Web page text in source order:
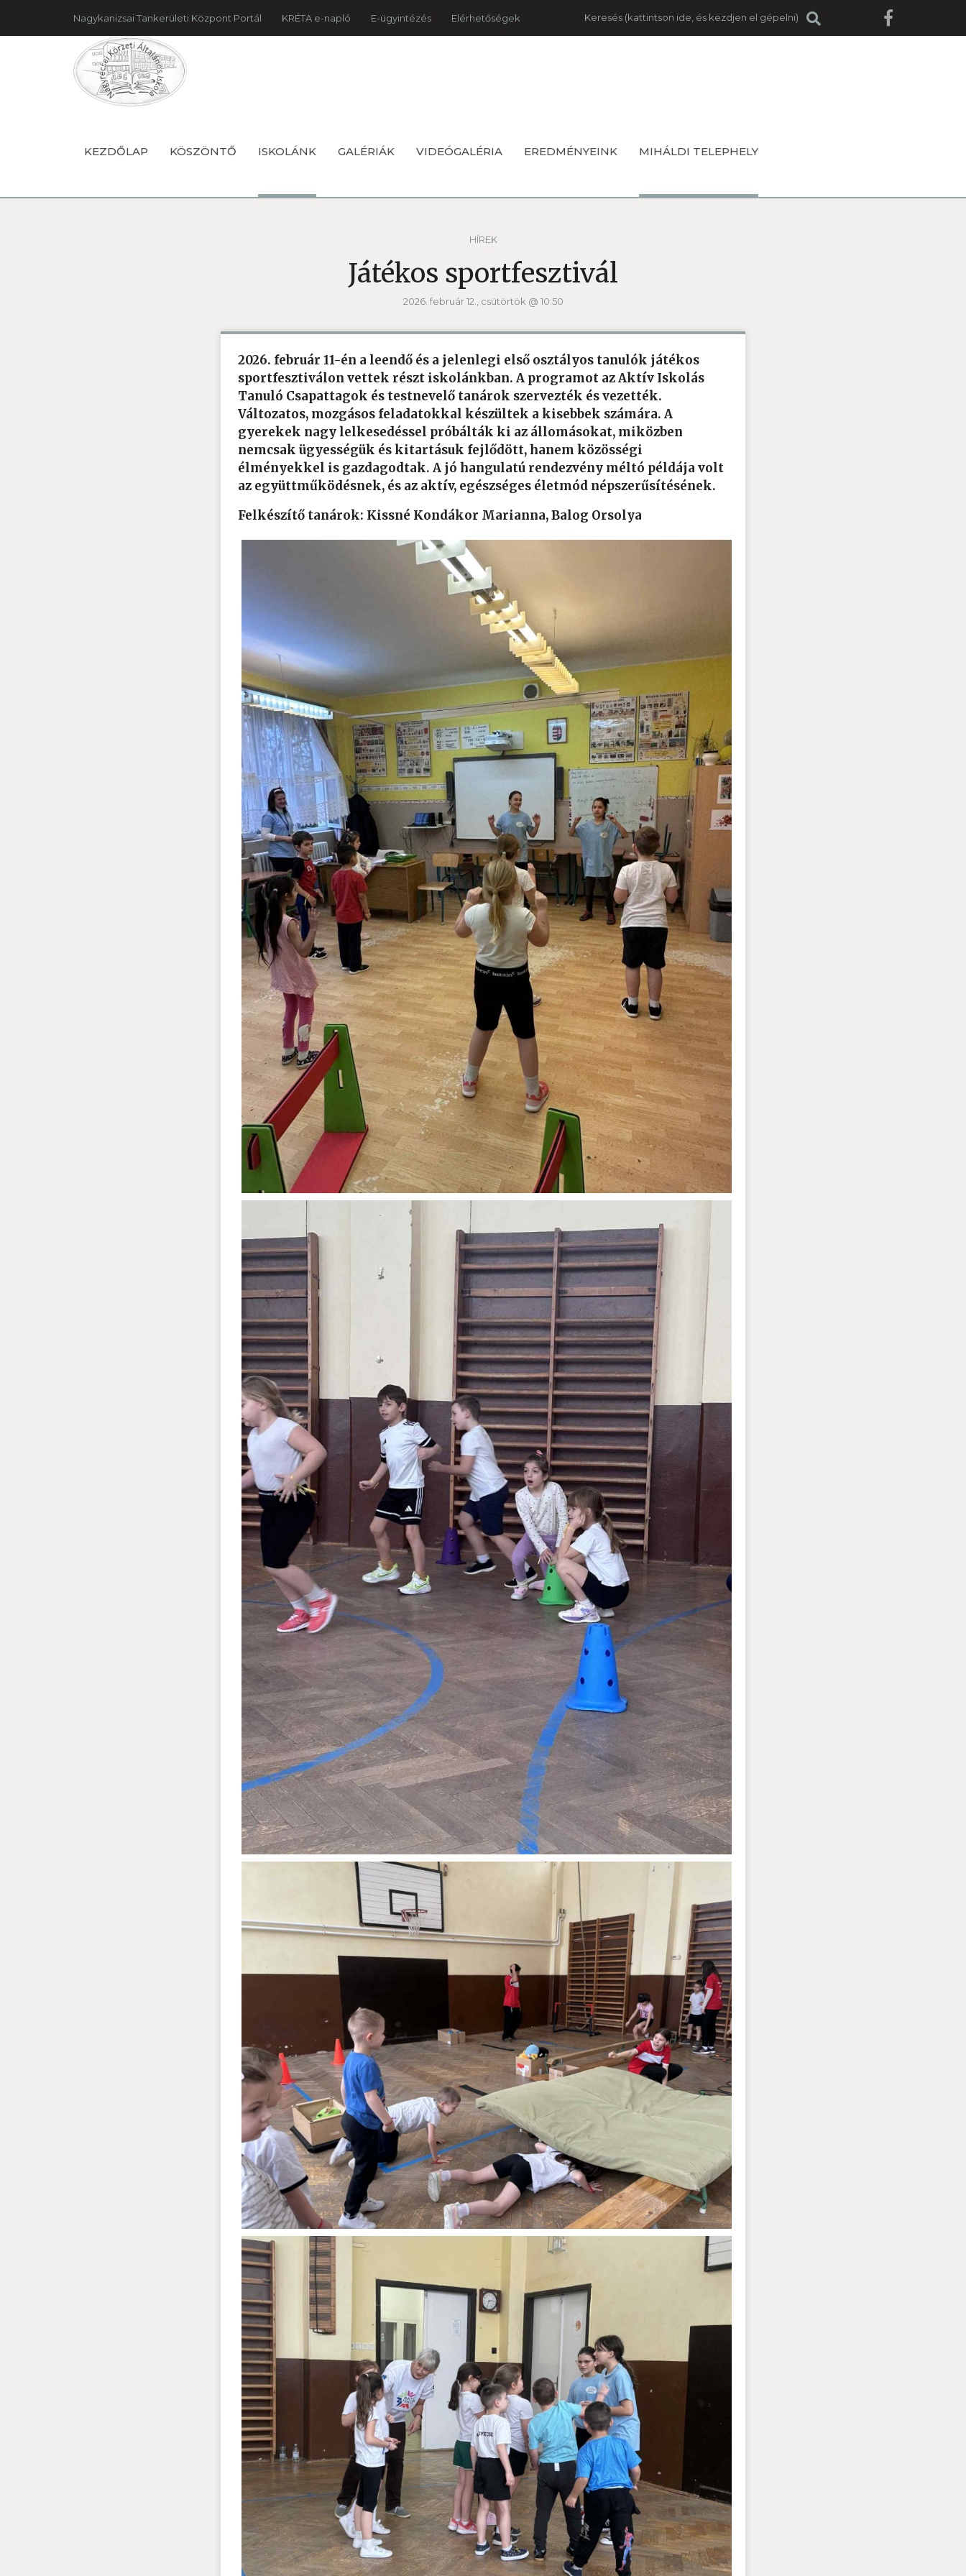
Nagykanizsai Tankerületi Központ Portál KRÉTA e-napló E-ügyintézés Elérhetőségek Keresés
KEZDŐLAP KÖSZÖNTŐ ISKOLÁNK GALÉRIÁK VIDEÓGALÉRIA EREDMÉNYEINK MIHÁLDI TELEPHELY
HÍREK
Játékos sportfesztivál
2026. február 12., csütörtök @ 10:50
2026. február 11-én a leendő és a jelenlegi első osztályos tanulók játékos
sportfesztiválon vettek részt iskolánkban. A programot az Aktív Iskolás
Tanuló Csapattagok és testnevelő tanárok szervezték és vezették.
Változatos, mozgásos feladatokkal készültek a kisebbek számára. A
gyerekek nagy lelkesedéssel próbálták ki az állomásokat, miközben
nemcsak ügyességük és kitartásuk fejlődött, hanem közösségi
élményekkel is gazdagodtak. A jó hangulatú rendezvény méltó példája volt
az együttműködésnek, és az aktív, egészséges életmód népszerűsítésének.
Felkészítő tanárok: Kissné Kondákor Marianna, Balog Orsolya